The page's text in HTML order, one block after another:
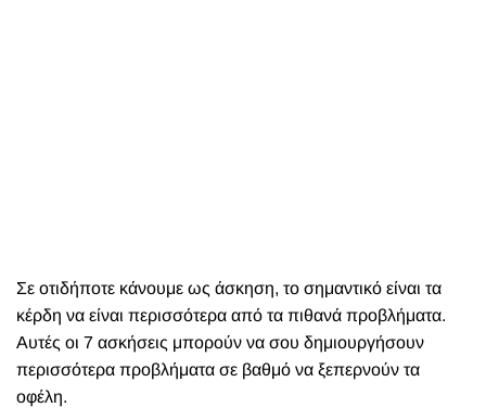
Σε οτιδήποτε κάνουμε ως άσκηση, το σημαντικό είναι τα
κέρδη να είναι περισσότερα από τα πιθανά προβλήματα.
Αυτές οι 7 ασκήσεις μπορούν να σου δημιουργήσουν
περισσότερα προβλήματα σε βαθμό να ξεπερνούν τα
οφέλη.